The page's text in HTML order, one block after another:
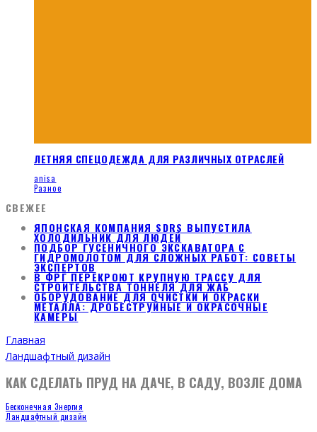
ЛЕТНЯЯ СПЕЦОДЕЖДА ДЛЯ РАЗЛИЧНЫХ ОТРАСЛЕЙ
anisa
Разное
СВЕЖЕЕ
ЯПОНСКАЯ КОМПАНИЯ SDRS ВЫПУСТИЛА
ХОЛОДИЛЬНИК ДЛЯ ЛЮДЕЙ
ПОДБОР ГУСЕНИЧНОГО ЭКСКАВАТОРА С
ГИДРОМОЛОТОМ ДЛЯ СЛОЖНЫХ РАБОТ: СОВЕТЫ
ЭКСПЕРТОВ
В ФРГ ПЕРЕКРОЮТ КРУПНУЮ ТРАССУ ДЛЯ
СТРОИТЕЛЬСТВА ТОННЕЛЯ ДЛЯ ЖАБ
ОБОРУДОВАНИЕ ДЛЯ ОЧИСТКИ И ОКРАСКИ
МЕТАЛЛА: ДРОБЕСТРУЙНЫЕ И ОКРАСОЧНЫЕ
КАМЕРЫ
Главная
Ландшафтный дизайн
КАК СДЕЛАТЬ ПРУД НА ДАЧЕ, В САДУ, ВОЗЛЕ ДОМА
Бесконечная Энергия
Ландшафтный дизайн